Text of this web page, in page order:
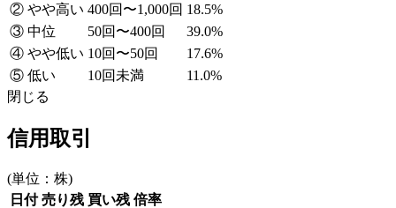
② やや高い 400回〜1,000回 18.5%
③ 中位
50回〜400回
39.0%
④ やや低い 10回〜50回
17.6%
⑤ 低い
10回未満
11.0%
閉じる
信用取引
(単位：株)
日付 売り残 買い残 倍率